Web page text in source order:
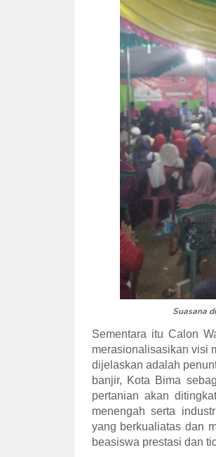
Suasana
Sementara itu Calon
merasionalisasikan visi
dijelaskan adalah
banjir, Kota Bima
pertanian akan
menengah serta
yang berkualiatas dan
beasiswa prestasi dan